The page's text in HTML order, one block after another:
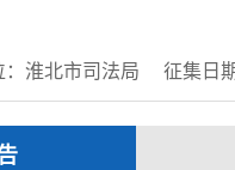
：淮北市司法局 征集日